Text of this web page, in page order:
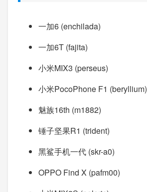
一加6 (enchilada)
一加6T (fajita)
小米MIX3 (perseus)
小米PocoPhone F1 (beryllium)
魅族16th (m1882)
锤子坚果R1 (trident)
黑鲨手机一代 (skr-a0)
OPPO Find X (pafm00)